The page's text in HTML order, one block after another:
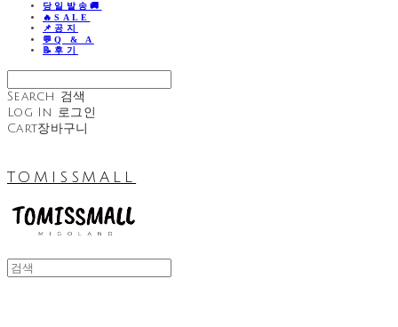
당일발송🚚
🔥SALE
📌공지
💬Q & A
📝후기
Search 검색
Log In 로그인
Cart장바구니
TOMISSMALL